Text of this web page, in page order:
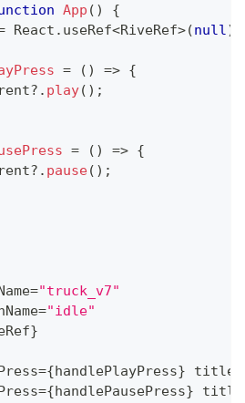
App ( )
{
React . useRef<RiveRef>(null)
= ( ) => {
?. play( ) ;
= ( ) => {
?. pause( ) ;
="truck_v7"
="idle"
}
={handlePlayPress} title
={handlePausePress} title